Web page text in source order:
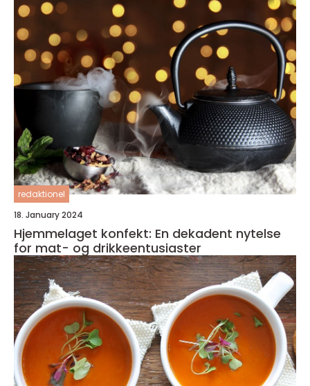
redaktionel
18. January 2024
Hjemmelaget konfekt: En dekadent nytelse
for mat- og drikkeentusiaster